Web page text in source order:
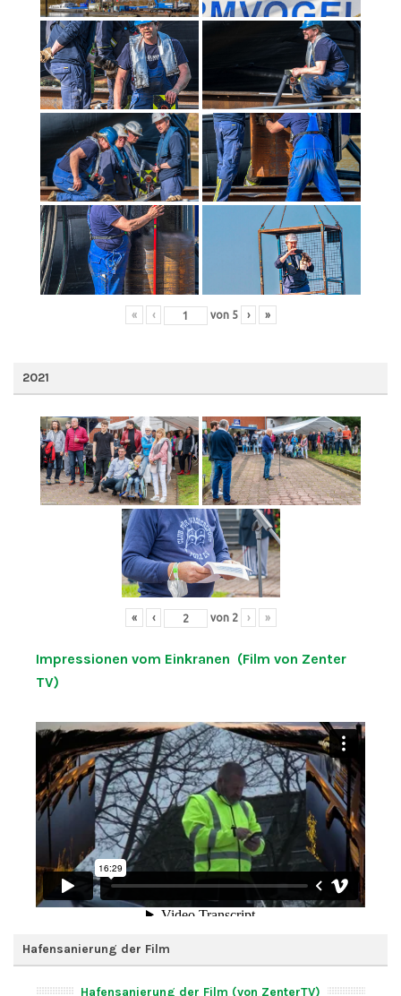
« ‹ von 5 › »
2021
« ‹ von 2 › »
Impressionen vom Einkranen (Film von Zenter
TV)
Hafensanierung der Film
Hafensanierung der Film (von ZenterTV)